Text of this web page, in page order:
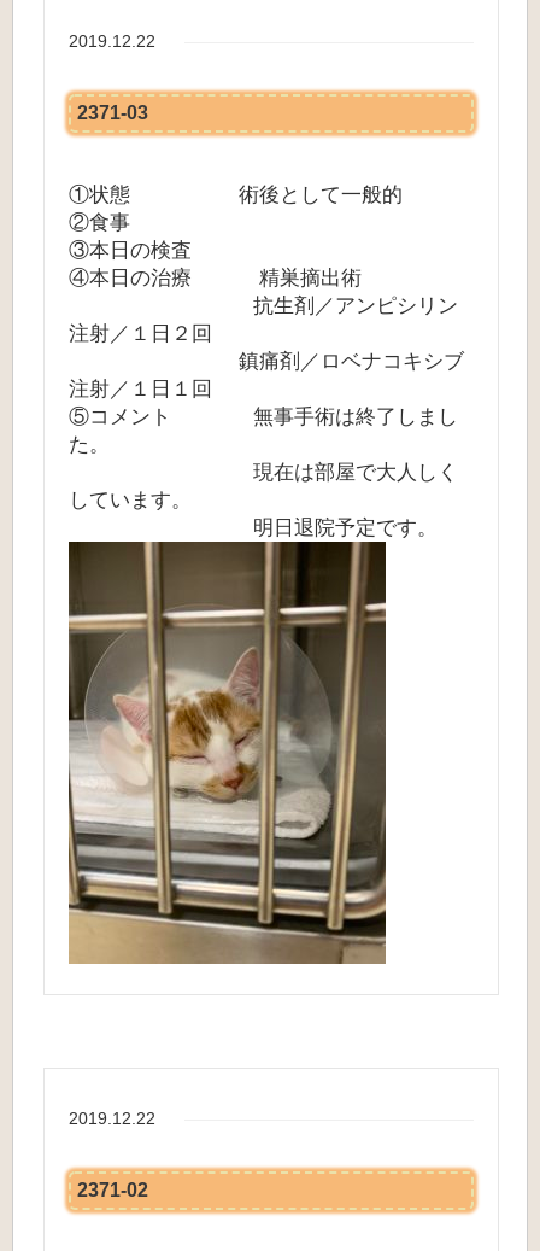
2019.12.22
2371-03
①状態 術後として一般的
②食事
③本日の検査
④本日の治療 精巣摘出術
抗生剤／アンピシリン
注射／１日２回
鎮痛剤／ロベナコキシブ
注射／１日１回
⑤コメント 無事手術は終了しまし
た。
現在は部屋で大人しく
しています。
明日退院予定です。
2019.12.22
2371-02